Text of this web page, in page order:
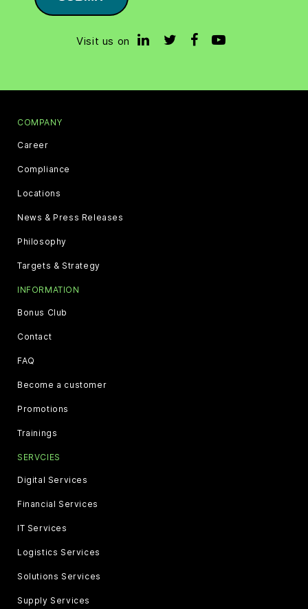
Visit us on
COMPANY
Career
Compliance
Locations
News & Press Releases
Philosophy
Targets & Strategy
INFORMATION
Bonus Club
Contact
FAQ
Become a customer
Promotions
Trainings
SERVCIES
Digital Services
Financial Services
IT Services
Logistics Services
Solutions Services
Supply Services